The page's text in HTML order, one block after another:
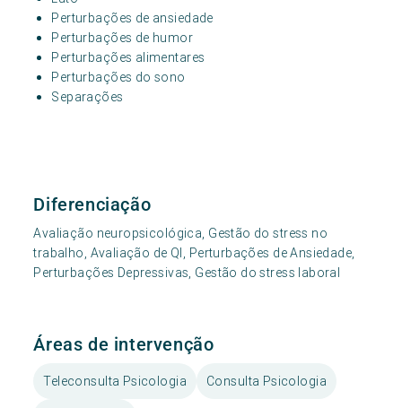
Perturbações de ansiedade
Perturbações de humor
Perturbações alimentares
Perturbações do sono
Separações
Diferenciação
Avaliação neuropsicológica, Gestão do stress no
trabalho, Avaliação de QI, Perturbações de Ansiedade,
Perturbações Depressivas, Gestão do stress laboral
Áreas de intervenção
Teleconsulta Psicologia Consulta Psicologia